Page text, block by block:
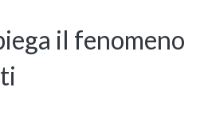
il fenomeno